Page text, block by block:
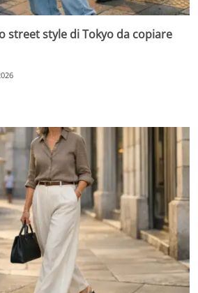
street style di Tokyo da copiare